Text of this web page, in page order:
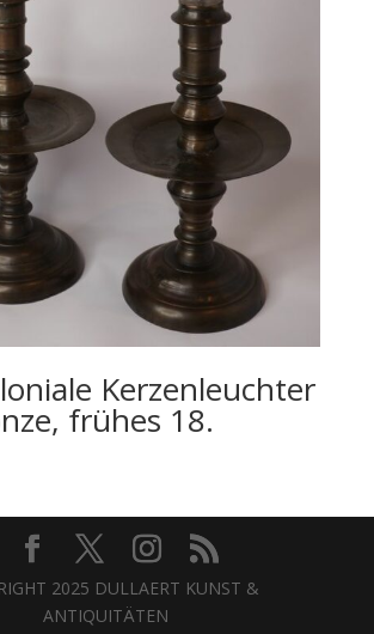
Kerzenleuchter
frühes 18.
2025 DULLAERT KUNST &
ANTIQUITÄTEN